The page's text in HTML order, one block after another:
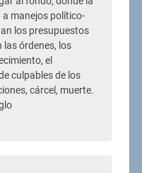
manejos político-
los presupuestos
las órdenes, los
el
culpables de los
cárcel, muerte.